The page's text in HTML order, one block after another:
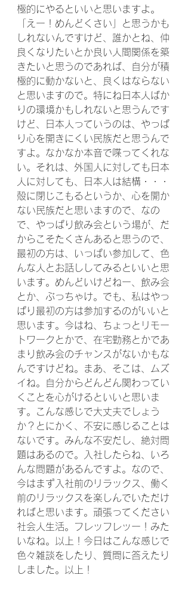
極的にやるといいと思いますよ。
「えー！めんどくさい」と思うかも
しれないんですけど、誰かとね、仲
良くなりたいとか良い人間関係を築
きたいと思うのであれば、自分が積
極的に動かないと、良くはならない
と思いますので。特にね日本人ばか
りの環境かもしれないと思うんです
けど、日本人っていうのは、やっぱ
り心を開きにくい民族だと思うんで
すよ。なかなか本音で喋ってくれな
い。それは、外国人に対しても日本
人に対しても、日本人は結構・・・
殻に閉じこもるというか、心を開か
ない民族だと思いますので、なの
で、やっぱり飲み会という場が、だ
からこそたくさんあると思うので、
最初の方は、いっぱい参加して、色
んな人とお話ししてみるといいと思
います。めんどいけどねー、飲み会
とか、ぶっちゃけ。でも、私はやっ
ぱり最初の方は参加するのがいいと
思います。今はね、ちょっとリモー
トワークとかで、在宅勤務とかであ
まり飲み会のチャンスがないかもな
んですけどね。まあ、そこは、ムズ
イね。自分からどんどん関わってい
くことを心がけるといいと思いま
す。こんな感じで大丈夫でしょう
か？とにかく、不安に感じることは
ないです。みんな不安だし、絶対問
題はあるので。入社したらね、いろ
んな問題があるんですよ。なので、
今はまず入社前のリラックス、働く
前のリラックスを楽しんでいただけ
ればと思います。頑張ってください
社会人生活。フレッフレッー！みた
いなね。以上！今日はこんな感じで
色々雑談をしたり、質問に答えたり
しました。以上！